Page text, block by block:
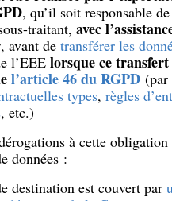
, qu’il soit responsable de
traitant, avec
, avant de transférer les
l’EEE lorsque ce transfert
l’article 46 du RGPD (par
types, règles
, etc.)
à cette
données :
destination est couvert par